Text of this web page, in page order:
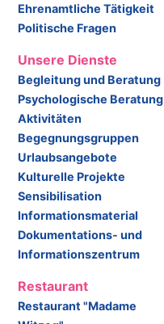
Ehrenamtliche Tätigkeit
Politische Fragen
Unsere Dienste
Begleitung und Beratung
Psychologische Beratung
Aktivitäten
Begegnungsgruppen
Urlaubsangebote
Kulturelle Projekte
Sensibilisation
Informationsmaterial
Dokumentations- und
Informationszentrum
Restaurant
Restaurant "Madame